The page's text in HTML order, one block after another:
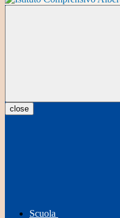
close
Scuola